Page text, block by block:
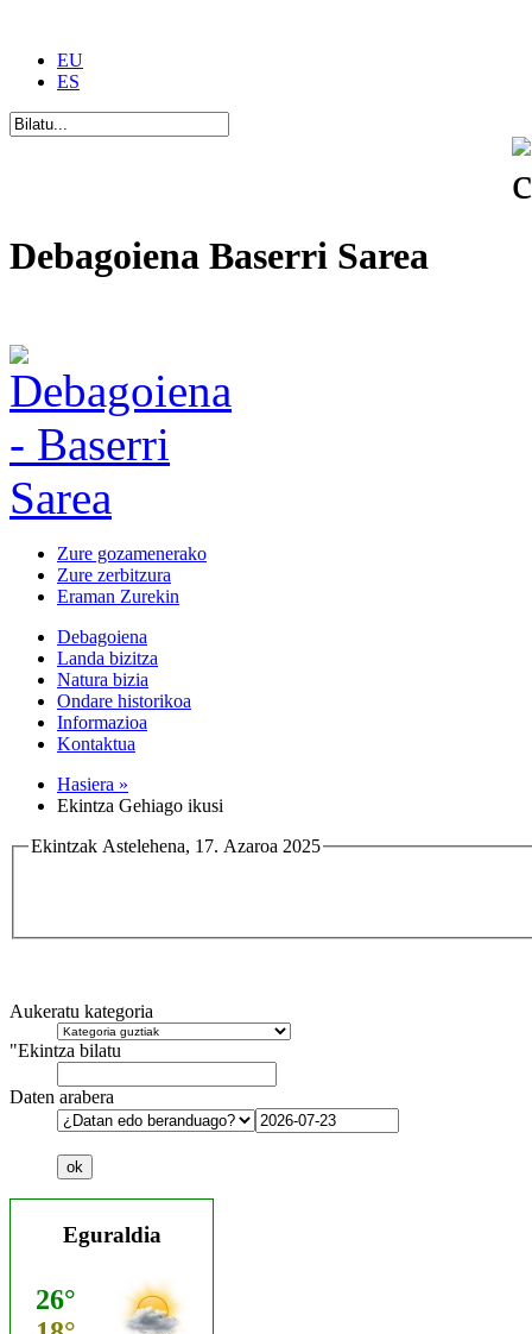
EU
ES
Debagoiena Baserri Sarea
Zure gozamenerako
Zure zerbitzura
Eraman Zurekin
Debagoiena
Landa bizitza
Natura bizia
Ondare historikoa
Informazioa
Kontaktua
Hasiera »
Ekintza Gehiago ikusi
Ekintzak Astelehena, 17. Azaroa 2025
Aukeratu kategoria
"Ekintza bilatu
Daten arabera
Eguraldia